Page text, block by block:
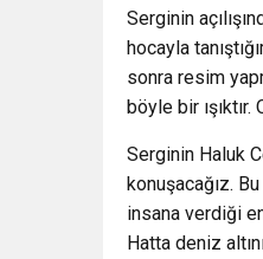
Serginin
hocayla
sonra resim
böyle bir
Serginin Haluk
konuşacağız.
insana verdiği
Hatta deniz